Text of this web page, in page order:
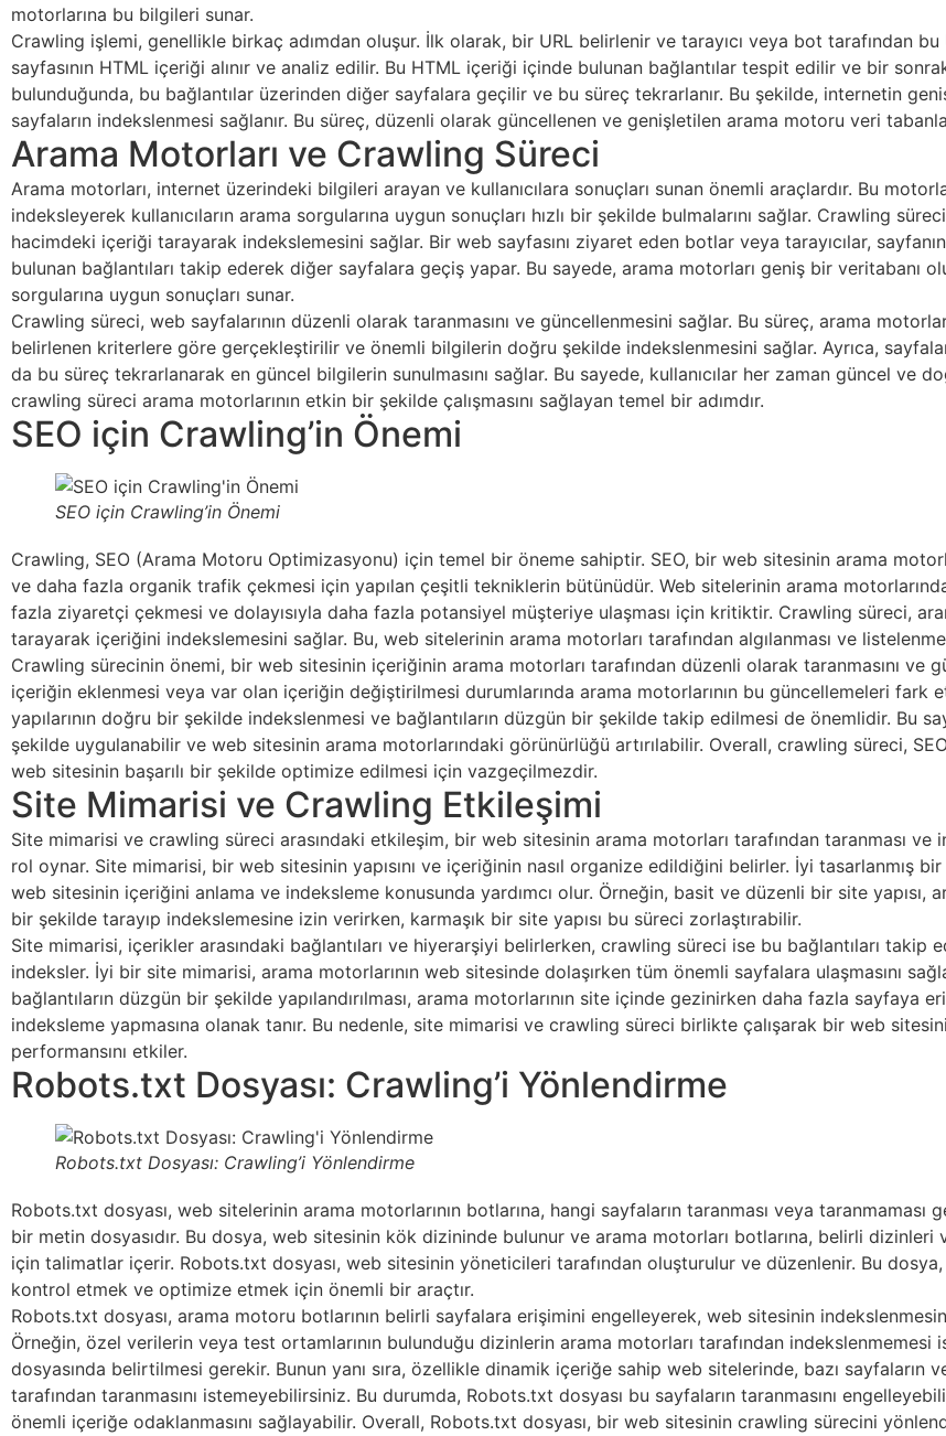
motorlarına bu bilgileri sunar.
Crawling işlemi, genellikle birkaç adımdan oluşur. İlk olarak, bir URL belirlenir ve tarayıcı veya bot tarafından bu
sayfasının HTML içeriği alınır ve analiz edilir. Bu HTML içeriği içinde bulunan bağlantılar tespit edilir ve bir
bulunduğunda, bu bağlantılar üzerinden diğer sayfalara geçilir ve bu süreç tekrarlanır. Bu şekilde, internetin
sayfaların indekslenmesi sağlanır. Bu süreç, düzenli olarak güncellenen ve genişletilen arama motoru veri
Arama Motorları ve Crawling Süreci
Arama motorları, internet üzerindeki bilgileri arayan ve kullanıcılara sonuçları sunan önemli araçlardır. Bu
indeksleyerek kullanıcıların arama sorgularına uygun sonuçları hızlı bir şekilde bulmalarını sağlar. Crawling
hacimdeki içeriği tarayarak indekslemesini sağlar. Bir web sayfasını ziyaret eden botlar veya tarayıcılar,
bulunan bağlantıları takip ederek diğer sayfalara geçiş yapar. Bu sayede, arama motorları geniş bir veritabanı
sorgularına uygun sonuçları sunar.
Crawling süreci, web sayfalarının düzenli olarak taranmasını ve güncellenmesini sağlar. Bu süreç, arama
belirlenen kriterlere göre gerçekleştirilir ve önemli bilgilerin doğru şekilde indekslenmesini sağlar. Ayrıca,
da bu süreç tekrarlanarak en güncel bilgilerin sunulmasını sağlar. Bu sayede, kullanıcılar her zaman güncel ve
crawling süreci arama motorlarının etkin bir şekilde çalışmasını sağlayan temel bir adımdır.
SEO için Crawling’in Önemi
SEO için Crawling’in Önemi
Crawling, SEO (Arama Motoru Optimizasyonu) için temel bir öneme sahiptir. SEO, bir web sitesinin arama
ve daha fazla organik trafik çekmesi için yapılan çeşitli tekniklerin bütünüdür. Web sitelerinin arama
fazla ziyaretçi çekmesi ve dolayısıyla daha fazla potansiyel müşteriye ulaşması için kritiktir. Crawling süreci,
tarayarak içeriğini indekslemesini sağlar. Bu, web sitelerinin arama motorları tarafından algılanması ve
Crawling sürecinin önemi, bir web sitesinin içeriğinin arama motorları tarafından düzenli olarak taranmasını ve
içeriğin eklenmesi veya var olan içeriğin değiştirilmesi durumlarında arama motorlarının bu güncellemeleri fark
yapılarının doğru bir şekilde indekslenmesi ve bağlantıların düzgün bir şekilde takip edilmesi de önemlidir. Bu
şekilde uygulanabilir ve web sitesinin arama motorlarındaki görünürlüğü artırılabilir. Overall, crawling süreci,
web sitesinin başarılı bir şekilde optimize edilmesi için vazgeçilmezdir.
Site Mimarisi ve Crawling Etkileşimi
Site mimarisi ve crawling süreci arasındaki etkileşim, bir web sitesinin arama motorları tarafından taranması
rol oynar. Site mimarisi, bir web sitesinin yapısını ve içeriğinin nasıl organize edildiğini belirler. İyi tasarlanmış
web sitesinin içeriğini anlama ve indeksleme konusunda yardımcı olur. Örneğin, basit ve düzenli bir site yapısı,
bir şekilde tarayıp indekslemesine izin verirken, karmaşık bir site yapısı bu süreci zorlaştırabilir.
Site mimarisi, içerikler arasındaki bağlantıları ve hiyerarşiyi belirlerken, crawling süreci ise bu bağlantıları
indeksler. İyi bir site mimarisi, arama motorlarının web sitesinde dolaşırken tüm önemli sayfalara ulaşmasını
bağlantıların düzgün bir şekilde yapılandırılması, arama motorlarının site içinde gezinirken daha fazla sayfaya
indeksleme yapmasına olanak tanır. Bu nedenle, site mimarisi ve crawling süreci birlikte çalışarak bir web
performansını etkiler.
Robots.txt Dosyası: Crawling’i Yönlendirme
Robots.txt Dosyası: Crawling’i Yönlendirme
Robots.txt dosyası, web sitelerinin arama motorlarının botlarına, hangi sayfaların taranması veya
bir metin dosyasıdır. Bu dosya, web sitesinin kök dizininde bulunur ve arama motorları botlarına, belirli dizinleri
için talimatlar içerir. Robots.txt dosyası, web sitesinin yöneticileri tarafından oluşturulur ve düzenlenir. Bu
kontrol etmek ve optimize etmek için önemli bir araçtır.
Robots.txt dosyası, arama motoru botlarının belirli sayfalara erişimini engelleyerek, web sitesinin
Örneğin, özel verilerin veya test ortamlarının bulunduğu dizinlerin arama motorları tarafından
dosyasında belirtilmesi gerekir. Bunun yanı sıra, özellikle dinamik içeriğe sahip web sitelerinde, bazı sayfaların
tarafından taranmasını istemeyebilirsiniz. Bu durumda, Robots.txt dosyası bu sayfaların taranmasını
önemli içeriğe odaklanmasını sağlayabilir. Overall, Robots.txt dosyası, bir web sitesinin crawling sürecini